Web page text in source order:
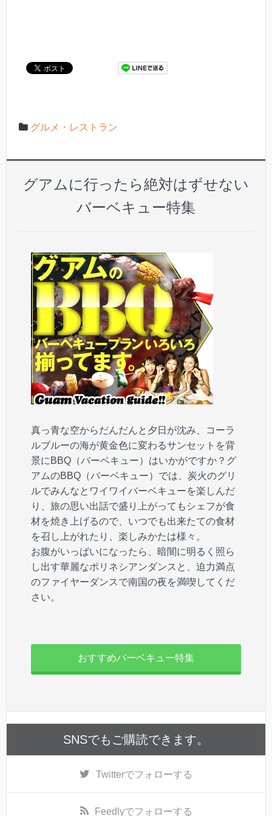
グルメ・レストラン
グアムに行ったら絶対はずせない
バーベキュー特集
真っ青な空からだんだんと夕日が沈み、コーラ
ルブルーの海が黄金色に変わるサンセットを背
景にBBQ（バーベキュー）はいかがですか？グ
アムのBBQ（バーベキュー）では、炭火のグリ
ルでみんなとワイワイバーベキューを楽しんだ
り、旅の思い出話で盛り上がってもシェフが食
材を焼き上げるので、いつでも出来たての食材
を召し上がれたり、楽しみかたは様々。
お腹がいっぱいになったら、暗闇に明るく照ら
し出す華麗なポリネシアンダンスと、迫力満点
のファイヤーダンスで南国の夜を満喫してくだ
さい。
おすすめバーベキュー特集
SNSでもご購読できます。
Twitterでフォローする
Feedlyでフォローする